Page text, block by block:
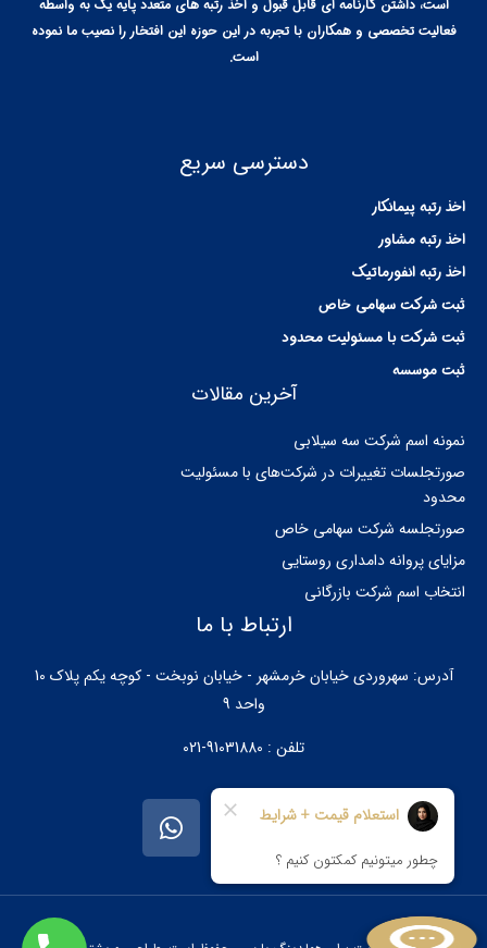
ارتباط با ما
آدرس: سهروردی خیابان خرمشهر - خیابان نوبخت - کوچه یکم پلاک 10
واحد 9
تلفن : 91031880-021
T
e
e
g
I
n
a
W
h
a
t
s
آخرین مقالات
نمونه اسم شرکت سه سیلابی
صورتجلسات تغییرات در شرکت‌های با مسئولیت
محدود
صورتجلسه شرکت سهامی خاص
مزایای پروانه دامداری روستایی
انتخاب اسم شرکت بازرگانی
دسترسی سریع
اخذ رتبه پیمانکار
اخذ رتبه مشاور
اخذ رتبه انفورماتیک
ثبت شرکت سهامی خاص
ثبت شرکت با مسئولیت محدود
ثبت موسسه
است، داشتن کارنامه ای قابل قبول و اخذ رتبه های متعدد پایه یک به واسطه
فعالیت تخصصی و همکاران با تجربه در این حوزه این افتخار را نصیب ما نموده
است.